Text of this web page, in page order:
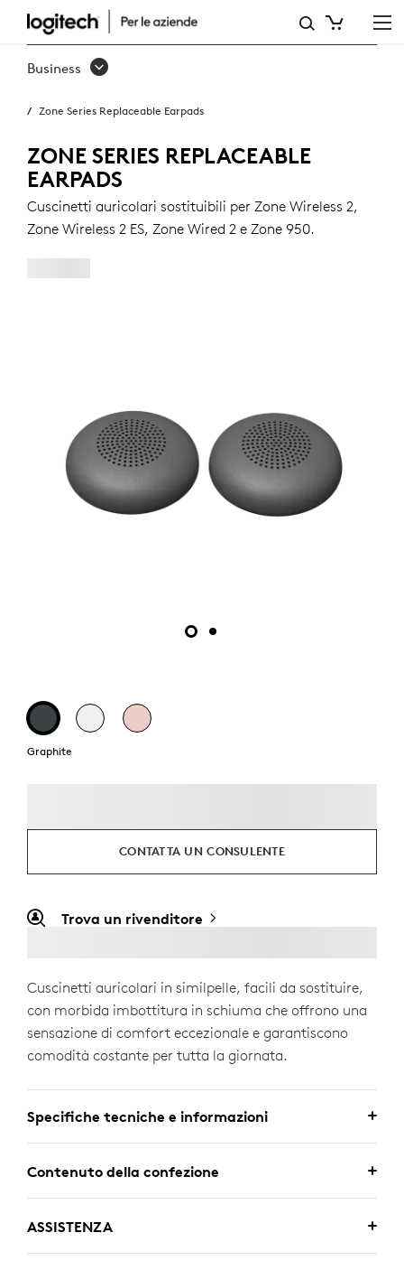
CUSCINETTI
AURICOLARI
LA
SERIE
ZONE
Business
Zone Series Replaceable Earpads
ZONE SERIES REPLACEABLE
EARPADS
Cuscinetti auricolari sostituibili per Zone Wireless 2,
Zone Wireless 2 ES, Zone Wired 2 e Zone 950.
Graphite
CONTATTA UN CONSULENTE
Trova un rivenditore
Cuscinetti auricolari in similpelle, facili da sostituire,
con morbida imbottitura in schiuma che offrono una
sensazione di comfort eccezionale e garantiscono
comodità costante per tutta la giornata.
Specifiche tecniche e informazioni
Contenuto della confezione
ASSISTENZA